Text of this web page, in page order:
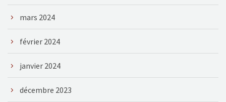
mars 2024
février 2024
janvier 2024
décembre 2023